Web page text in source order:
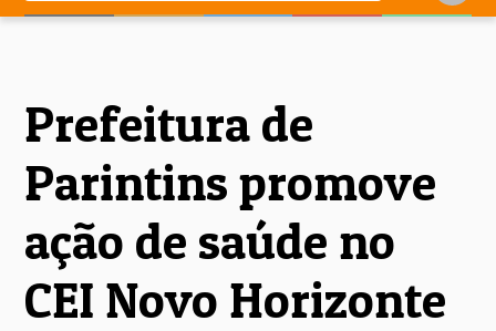
Prefeitura de
Parintins promove
ação de saúde no
CEI Novo Horizonte